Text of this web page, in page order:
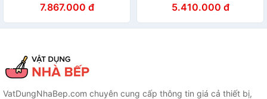
7.867.000 đ 5.410.000 đ
VatDungNhaBep.com chuyên cung cấp thông tin giá cả thiết bị,